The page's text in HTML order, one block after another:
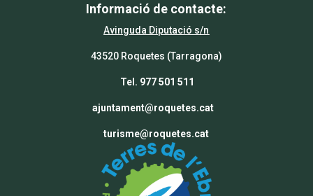
Informació de contacte:
Avinguda Diputació s/n
43520 Roquetes (Tarragona)
Tel. 977 501 511
ajuntament@roquetes.cat
turisme@roquetes.cat